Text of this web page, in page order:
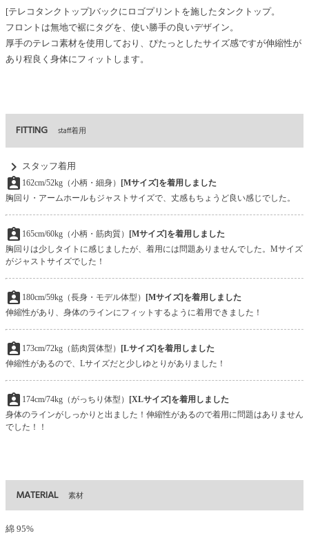
[テレコタンクトップ]バックにロゴプリントを施したタンクトップ。
フロントは無地で裾にタグを、使い勝手の良いデザイン。
厚手のテレコ素材を使用しており、ぴたっとしたサイズ感ですが伸縮性が
あり程良く身体にフィットします。
FITTING staff着用
chevron_right スタッフ着用
assignment_ind 162cm/52kg（小柄・細身） [Mサイズ]を着用しました
胸回り・アームホールもジャストサイズで、丈感もちょうど良い感じでした。
assignment_ind 165cm/60kg（小柄・筋肉質） [Mサイズ]を着用しました
胸回りは少しタイトに感じましたが、着用には問題ありませんでした。Mサイズ
がジャストサイズでした！
assignment_ind 180cm/59kg（長身・モデル体型） [Mサイズ]を着用しました
伸縮性があり、身体のラインにフィットするように着用できました！
assignment_ind 173cm/72kg（筋肉質体型） [Lサイズ]を着用しました
伸縮性があるので、Lサイズだと少しゆとりがありました！
assignment_ind 174cm/74kg（がっちり体型） [XLサイズ]を着用しました
身体のラインがしっかりと出ました！伸縮性があるので着用に問題はありません
でした！！
MATERIAL 素材
綿 95%